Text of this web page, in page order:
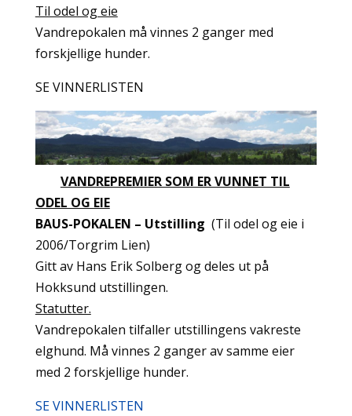
Til odel og eie
Vandrepokalen må vinnes 2 ganger med
forskjellige hunder.
SE VINNERLISTEN
VANDREPREMIER SOM ER VUNNET TIL
ODEL OG EIE
BAUS-POKALEN – Utstilling (Til odel og eie i
2006/Torgrim Lien)
Gitt av Hans Erik Solberg og deles ut på
Hokksund utstillingen.
Statutter.
Vandrepokalen tilfaller utstillingens vakreste
elghund. Må vinnes 2 ganger av samme eier
med 2 forskjellige hunder.
SE VINNERLISTEN